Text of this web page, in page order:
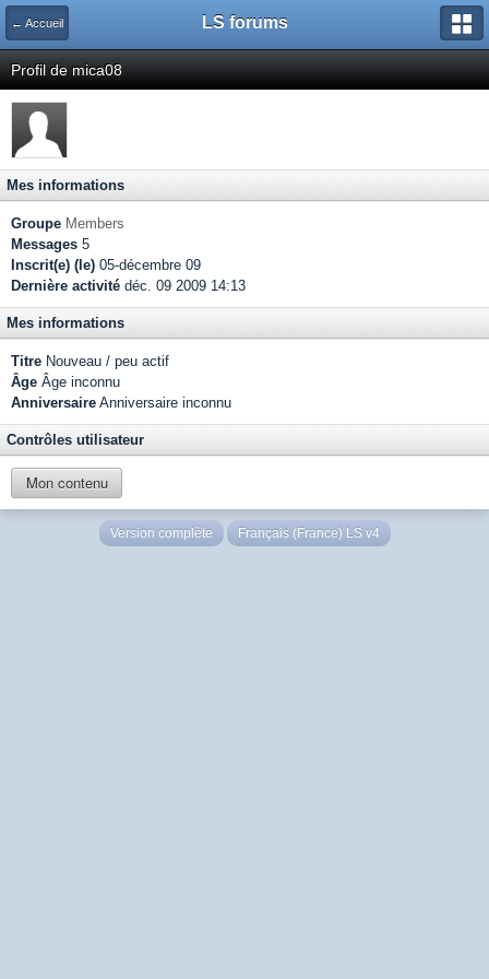
← Accueil LS forums
Profil de mica08
Mes informations
Groupe Members
Messages 5
Inscrit(e) (le) 05-décembre 09
Dernière activité déc. 09 2009 14:13
Mes informations
Titre Nouveau / peu actif
Âge Âge inconnu
Anniversaire Anniversaire inconnu
Contrôles utilisateur
Mon contenu
Version complète Français (France) LS v4